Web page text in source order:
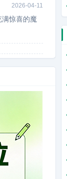
2026-04-11
惊喜的魔